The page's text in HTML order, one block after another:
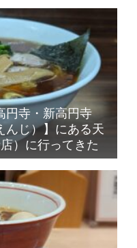
円寺・新高円寺
んじ）】にある天
）に行ってきた